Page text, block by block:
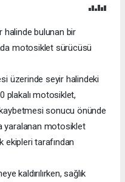
halinde bulunan bir
motosiklet sürücüsü
üzerinde seyir halindeki
plakalı motosiklet,
sonucu önünde
yaralanan motosiklet
ekipleri tarafından
kaldırılırken, sağlık